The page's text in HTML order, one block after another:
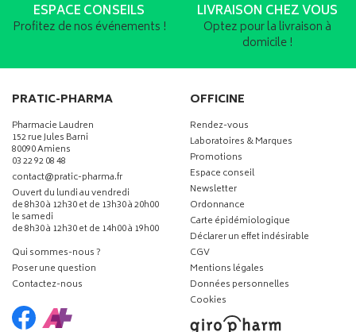
ESPACE CONSEILS
Profitez de nos événements !
LIVRAISON CHEZ VOUS
Optez pour la livraison à
domicile !
PRATIC-PHARMA
Pharmacie Laudren
152 rue Jules Barni
80090 Amiens
03 22 92 08 48
contact-
@-
pratic-pharma.fr
Ouvert du lundi au vendredi
de 8h30 à 12h30 et de 13h30 à 20h00
le samedi
de 8h30 à 12h30 et de 14h00 à 19h00
Qui sommes-nous ?
Poser une question
Contactez-nous
OFFICINE
Rendez-vous
Laboratoires & Marques
Promotions
Espace conseil
Newsletter
Ordonnance
Carte épidémiologique
Déclarer un effet indésirable
CGV
Mentions légales
Données personnelles
Cookies